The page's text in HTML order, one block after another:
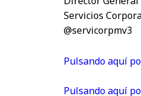
Servicios
@servicorpmv3
Pulsando aquí
Pulsando aquí